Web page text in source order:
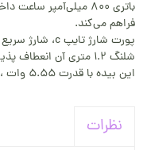
فراهم می‌کند.
پورت شارژ تایپ c، شارژ سریع را در ۲ الی ۳ ساعت انجام می دهد.
شلنگ ۱.۲ متری آن انعطاف‌ پذیر و فوق العاده راحت می باشد.
این بیده با قدرت ۵.۵۵ وات ، خیلی مؤثر و کابردی است
نظرات